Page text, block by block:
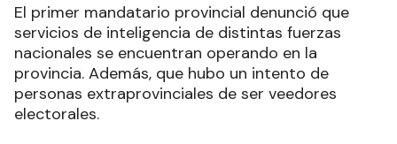
El primer mandatario provincial denunció que
servicios de inteligencia de distintas fuerzas
nacionales se encuentran operando en la
provincia. Además, que hubo un intento de
personas extraprovinciales de ser veedores
electorales.